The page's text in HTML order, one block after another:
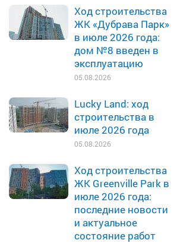
Ход строительства
ЖК «Дубрава Парк»
в июле 2026 года:
дом №8 введен в
эксплуатацию
05.08.2026
Lucky Land: ход
строительства в
июле 2026 года
05.08.2026
Ход строительства
ЖК Greenville Park в
июле 2026 года:
последние новости
и актуальное
состояние работ